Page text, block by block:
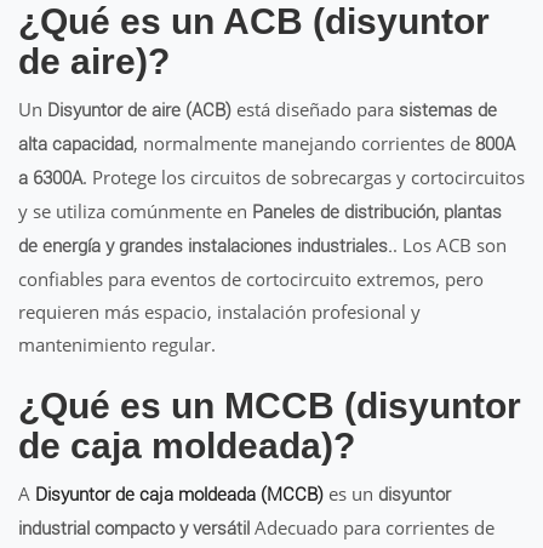
¿Qué es un ACB (disyuntor
de aire)?
Un Disyuntor de aire (ACB) está diseñado para sistemas de
alta capacidad, normalmente manejando corrientes de 800A
a 6300A. Protege los circuitos de sobrecargas y cortocircuitos
y se utiliza comúnmente en Paneles de distribución, plantas
de energía y grandes instalaciones industriales.. Los ACB son
confiables para eventos de cortocircuito extremos, pero
requieren más espacio, instalación profesional y
mantenimiento regular.
¿Qué es un MCCB (disyuntor
de caja moldeada)?
A Disyuntor de caja moldeada (MCCB) es un disyuntor
industrial compacto y versátil Adecuado para corrientes de